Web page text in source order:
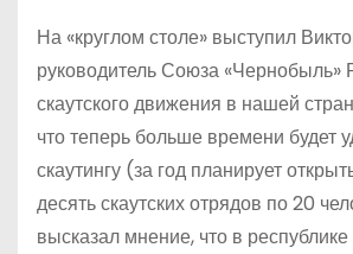
На «круглом столе» выступил
руководитель Союза «Чернобыль»
скаутского движения в нашей
что теперь больше времени будет
скаутингу (за год планирует
десять скаутских отрядов по 20
высказал мнение, что в республике